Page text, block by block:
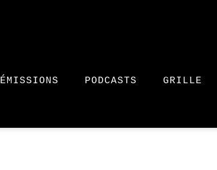
ÉMISSIONS PODCASTS GRILLE